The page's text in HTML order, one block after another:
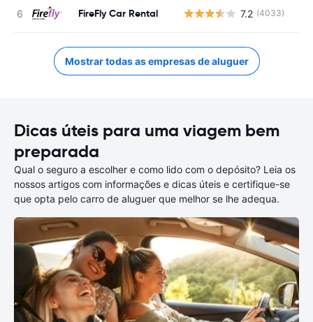
FireFly Car Rental 7.2 (4033)
Mostrar todas as empresas de aluguer
Dicas úteis para uma viagem bem
preparada
Qual o seguro a escolher e como lido com o depósito? Leia os
nossos artigos com informações e dicas úteis e certifique-se
que opta pelo carro de aluguer que melhor se lhe adequa.